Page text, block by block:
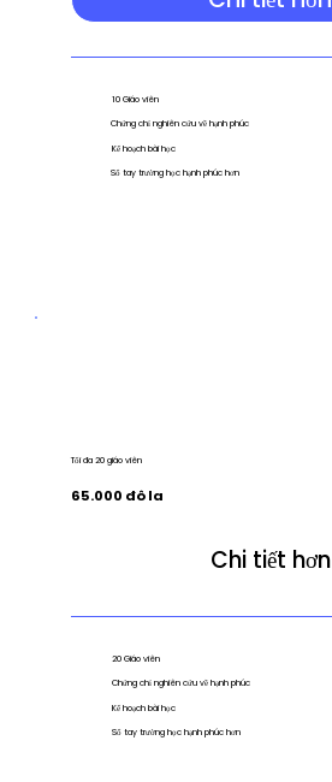
10 Giáo viên
Chứng chỉ nghiên cứu về hạnh phúc
Kế hoạch bài học
Sổ tay trường học hạnh phúc hơn
Tối đa 20 giáo viên
65.000 đô la
Chi tiết hơn
20 Giáo viên
Chứng chỉ nghiên cứu về hạnh phúc
Kế hoạch bài học
Sổ tay trường học hạnh phúc hơn